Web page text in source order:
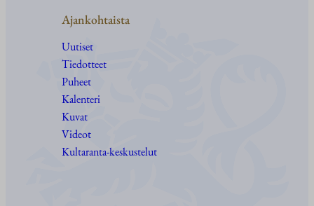
Ajankohtaista
Uutiset
Tiedotteet
Puheet
Kalenteri
Kuvat
Videot
Kultaranta-keskustelut